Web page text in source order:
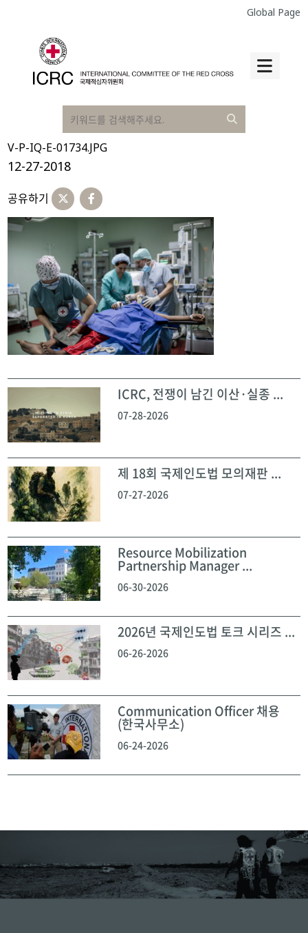
Global Page
V-P-IQ-E-01734.JPG
12-27-2018
공유하기
ICRC, 전쟁이 남긴 이산·실종 ...
07-28-2026
제 18회 국제인도법 모의재판 ...
07-27-2026
Resource Mobilization
Partnership Manager ...
06-30-2026
2026년 국제인도법 토크 시리즈 ...
06-26-2026
Communication Officer 채용
(한국사무소)
06-24-2026